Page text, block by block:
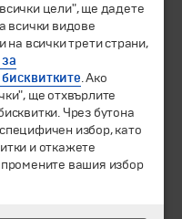
цели", ще дадете
всички видове
на всички трети страни,
. Ако
ще отхвърлите
Чрез бутона
избор, като
и откажете
вашия избор